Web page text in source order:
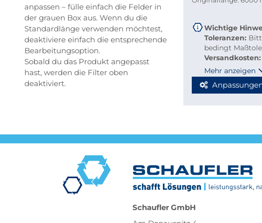
anpassen – fülle einfach die Felder in
der grauen Box aus. Wenn du die
Standardlänge verwenden möchtest,
deaktiviere einfach die entsprechende
Bearbeitungsoption.
Sobald du das Produkt angepasst
hast, werden die Filter oben
deaktiviert.
Wichtige
Toleranzen:
bedingt
Versandkosten:
bequem per
Richtlinien für
Stabmaterial:
Berechnung: 2
Mehr anzeigen
Schaufler GmbH